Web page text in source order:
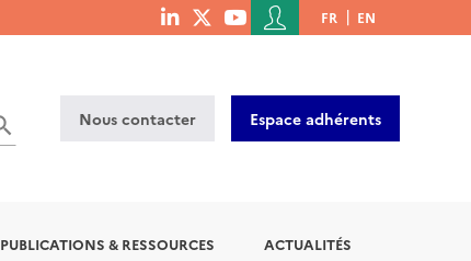
menu
Menu
du
de
l'utilisateur
FR EN
Nous contacter Espace adhérents
PUBLICATIONS & RESSOURCES ACTUALITÉS